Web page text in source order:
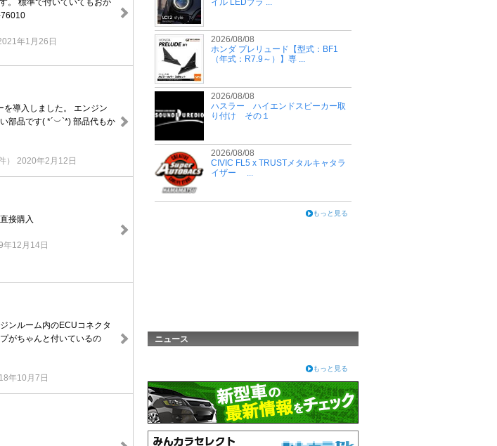
。 標準で付いていてもおか
年1月26日
導入しました。 エンジン
部品です( *´︶`*) 部品代もか
） 2020年2月12日
接購入
年12月14日
ンルーム内のECUコネクタ
がちゃんと付いているの
年10月7日
イル LEDブラ ...
2026/08/08
ホンダ プレリュード【型式：BF1
（年式：R7.9～）】専 ...
2026/08/08
ハスラー ハイエンドスピーカー取
り付け その１
2026/08/08
CIVIC FL5 x TRUSTメタルキャタラ
イザー ...
もっと見る
ニュース
もっと見る